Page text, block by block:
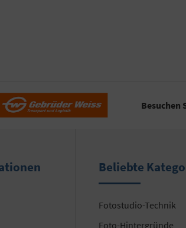
Besuchen
Beliebte
Fotostudio-Technik
Foto-Hintergründe